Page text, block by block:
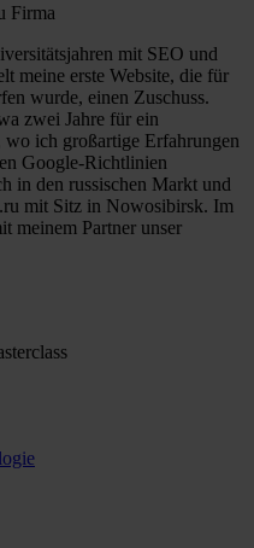
Firma
mit SEO und
meine erste Website, die für
wurde, einen Zuschuss.
zwei Jahre für ein
wo ich großartige Erfahrungen
Google-Richtlinien
in den russischen Markt und
mit Sitz in Nowosibirsk. Im
meinem Partner unser